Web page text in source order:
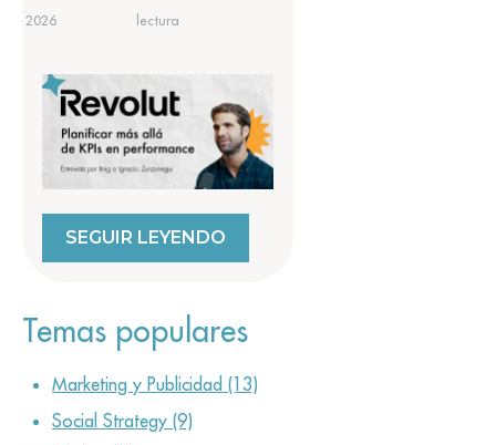
2026 lectura
SEGUIR LEYENDO
Temas populares
Marketing y Publicidad(13)
Social Strategy(9)